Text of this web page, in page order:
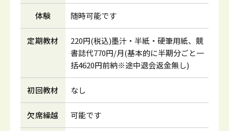
体験 随時可能です
定期教材
220円(税込)墨汁・半紙・硬筆用紙、競
書誌代770円/月(基本的に半期分ごと一
括4620円前納※途中退会返金無し)
初回教材 なし
欠席繰越 可能です